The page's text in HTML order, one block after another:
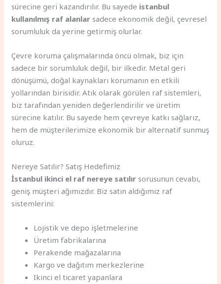
sürecine geri kazandırılır. Bu sayede istanbul
kullanılmış raf alanlar sadece ekonomik değil, çevresel
sorumluluk da yerine getirmiş olurlar.
Çevre koruma çalışmalarında öncü olmak, biz için
sadece bir sorumluluk değil, bir ilkedir. Metal geri
dönüşümü, doğal kaynakları korumanın en etkili
yollarından birisidir. Atık olarak görülen raf sistemleri,
biz tarafından yeniden değerlendirilir ve üretim
sürecine katılır. Bu sayede hem çevreye katkı sağlarız,
hem de müşterilerimize ekonomik bir alternatif sunmuş
oluruz.
Nereye Satılır? Satış Hedefimiz
İstanbul ikinci el raf nereye satılır sorusunun cevabı,
geniş müşteri ağımızdır. Biz satın aldığımız raf
sistemlerini:
Lojistik ve depo işletmelerine
Üretim fabrikalarına
Perakende mağazalarına
Kargo ve dağıtım merkezlerine
Ikinci el ticaret yapanlara